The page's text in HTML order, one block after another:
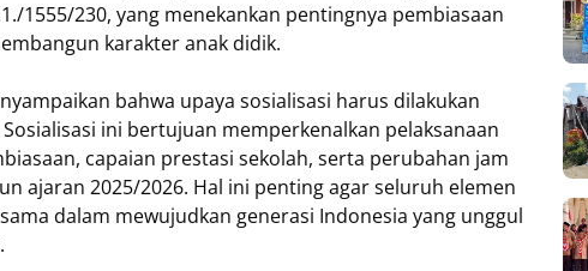
1555/230, yang menekankan pentingnya pembiasaan
karakter anak didik.
bahwa upaya sosialisasi harus dilakukan
ini bertujuan memperkenalkan pelaksanaan
capaian prestasi sekolah, serta perubahan jam
ajaran 2025/2026. Hal ini penting agar seluruh elemen
dalam mewujudkan generasi Indonesia yang unggul